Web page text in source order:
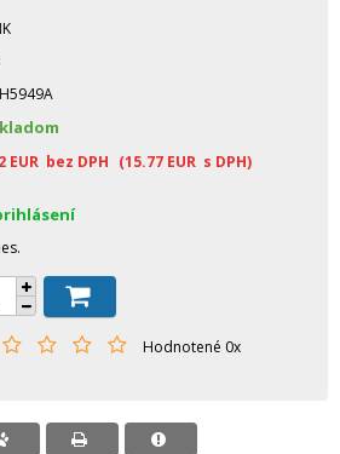
EUR bez DPH (15.77 EUR s DPH)
Hodnotené 0x